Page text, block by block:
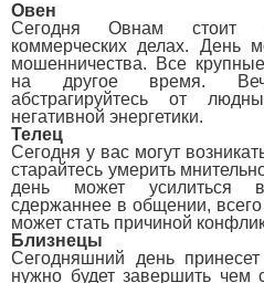
Овен
Сегодня Овнам стоит
коммерческих делах. День
мошенничества. Все
на другое время.
абстрагируйтесь от
негативной энергетики.
Телец
Сегодня у вас могут
старайтесь умерить
день может усилиться
сдержаннее в общении,
может стать причиной
Близнецы
Сегодняшний день
нужно будет завершить